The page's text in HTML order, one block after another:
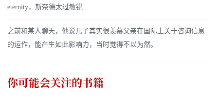
eternity，斯奈德太过敏锐
之前和某人聊天，他说儿子其实很羡慕父亲在国际上关于咨询信息
的运作，能产生如此影响力，当时觉得不以为然。
你可能会关注的书籍